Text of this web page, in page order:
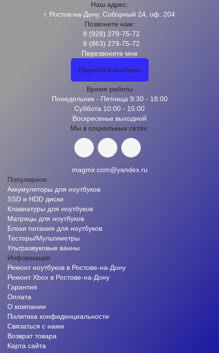
Наш адрес:
г. Ростов-на-Дону, Соборный 24, оф. 204
Позвоните нам:
8 (928) 279-75-72
8 (863) 279-75-72
Перезвоните мне
Перейти в контакты
Время работы
Понедельник - Пятница 9:30 - 18:00
Суббота 10:00 - 15:00
Воскресенье выходной
Мы в социальных сетях:
magmir.com@yandex.ru
Популярное
Аккумуляторы для ноутбуков
SSD и HDD диски
Клавиатуры для ноутбуков
Матрицы для ноутбуков
Блоки питания для ноутбуков
Тестеры/Мультиметры
Ультразвуковые ванны
Информация
Ремонт ноутбуков в Ростове-на-Дону
Ремонт Xbox в Ростове-на-Дону
Гарантия
Оплата
О компании
Политика конфиденциальности
Связаться с нами
Возврат товара
Карта сайта